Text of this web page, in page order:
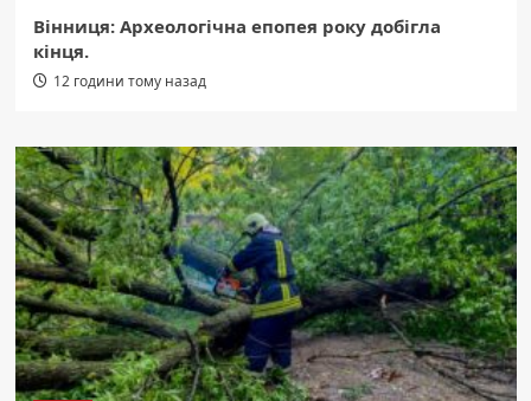
Вінниця: Археологічна епопея року добігла
кінця.
12 години тому назад